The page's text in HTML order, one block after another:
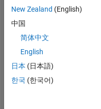
RANG
176
028
RÉPUTATION
New Zealand (English)
中国
简体中文
English
日本 (日本語)
한국 (한국어)